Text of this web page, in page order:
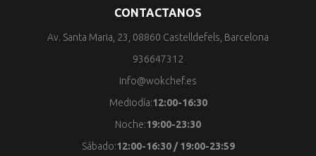
CONTACTANOS
Av. Santa Maria, 23, 08860 Castelldefels, Barcelona
936647312
info@wokchef.es
Mediodía:12:00-16:30
Noche:19:00-23:30
Sábado:12:00-16:30 / 19:00-23:59